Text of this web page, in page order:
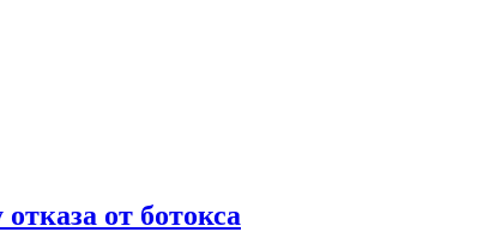
от ботокса